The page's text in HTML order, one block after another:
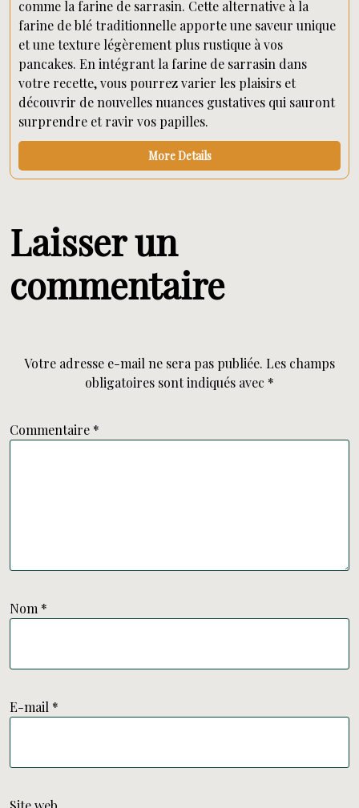
comme la farine de sarrasin. Cette alternative à la
farine de blé traditionnelle apporte une saveur unique
et une texture légèrement plus rustique à vos
pancakes. En intégrant la farine de sarrasin dans
votre recette, vous pourrez varier les plaisirs et
découvrir de nouvelles nuances gustatives qui sauront
surprendre et ravir vos papilles.
More Details
Laisser un
commentaire
Votre adresse e-mail ne sera pas publiée. Les champs
obligatoires sont indiqués avec *
Commentaire *
Nom *
E-mail *